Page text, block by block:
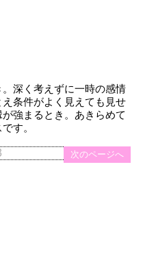
深く考えずに一時の感情
条件がよく見えても見せ
強まるとき。あきらめて
す。
次のページへ